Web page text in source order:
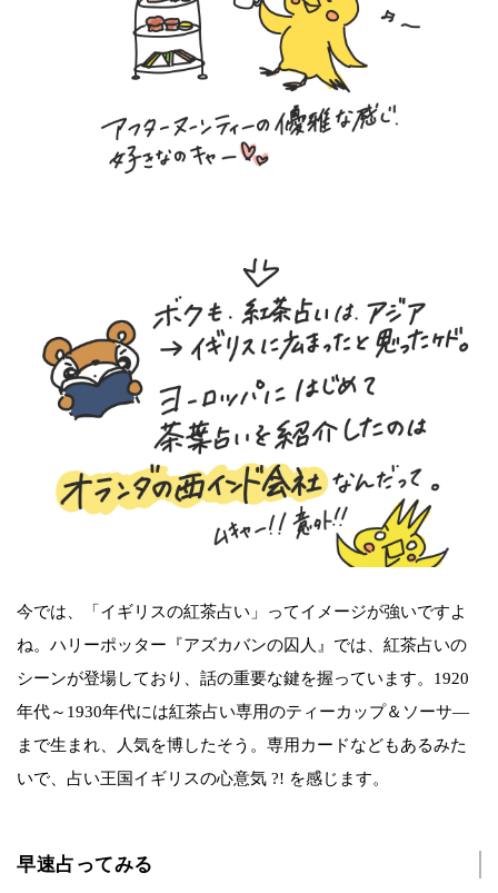
今では、「イギリスの紅茶占い」ってイメージが強いですよ
ね。ハリーポッター『アズカバンの囚人』では、紅茶占いの
シーンが登場しており、話の重要な鍵を握っています。1920
年代～1930年代には紅茶占い専用のティーカップ＆ソーサ―
まで生まれ、人気を博したそう。専用カードなどもあるみた
いで、占い王国イギリスの心意気 ?! を感じます。
早速占ってみる